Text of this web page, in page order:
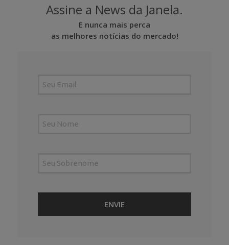
Assine a News da Janela.
E nunca mais perca
as melhores notícias do mercado!